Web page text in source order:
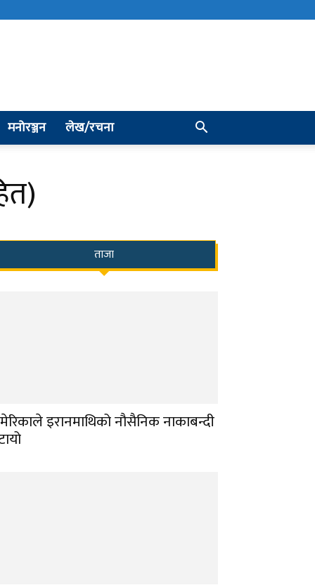
मनोरञ्जन लेख/रचना
ताजा
इरानमाथिको नौसैनिक नाकाबन्दी